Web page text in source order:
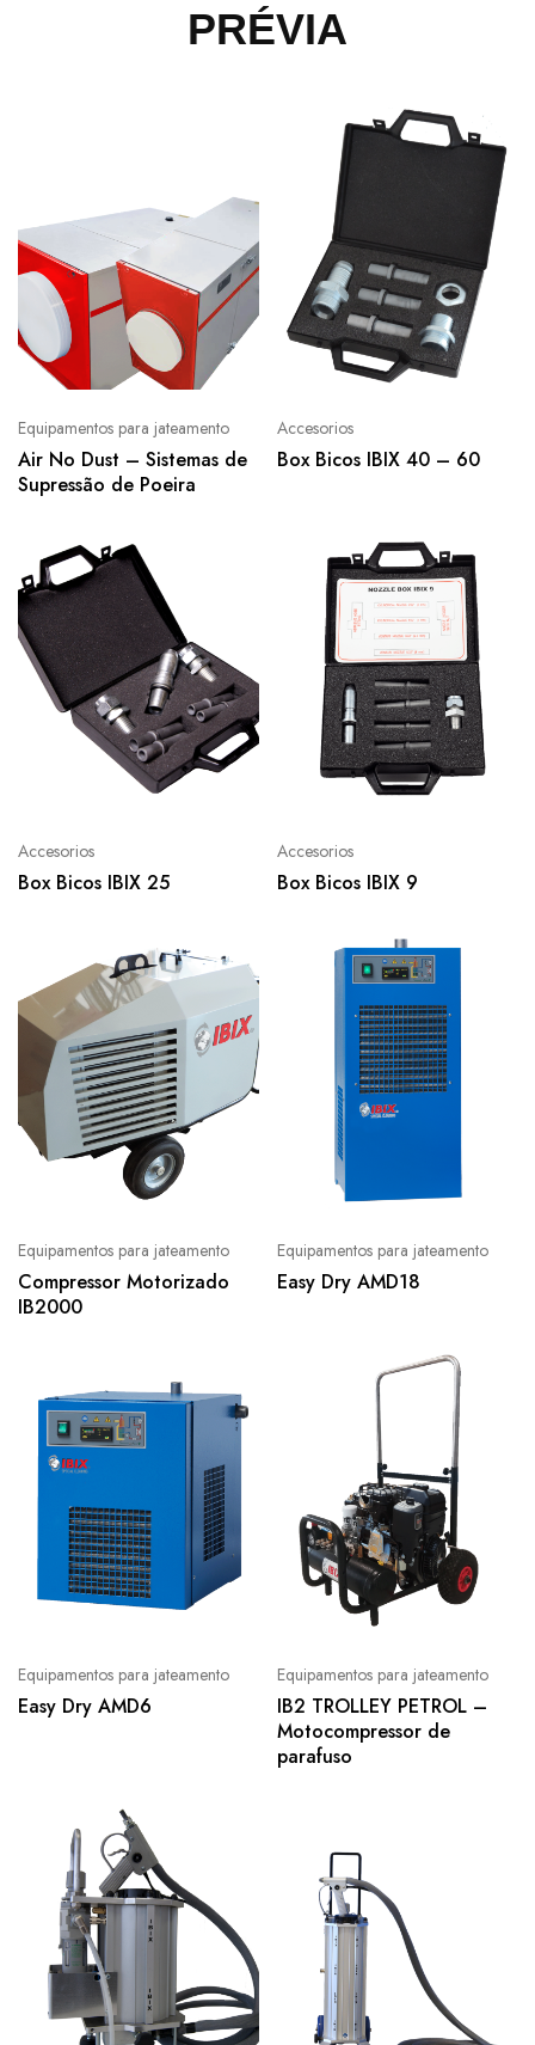
PRÉVIA
Equipamentos para jateamento
Air No Dust – Sistemas de
Supressão de Poeira
Accesorios
Box Bicos IBIX 40 – 60
Accesorios
Box Bicos IBIX 25
Accesorios
Box Bicos IBIX 9
Equipamentos para jateamento
Compressor Motorizado
IB2000
Equipamentos para jateamento
Easy Dry AMD18
Equipamentos para jateamento
Easy Dry AMD6
Equipamentos para jateamento
IB2 TROLLEY PETROL –
Motocompressor de
parafuso